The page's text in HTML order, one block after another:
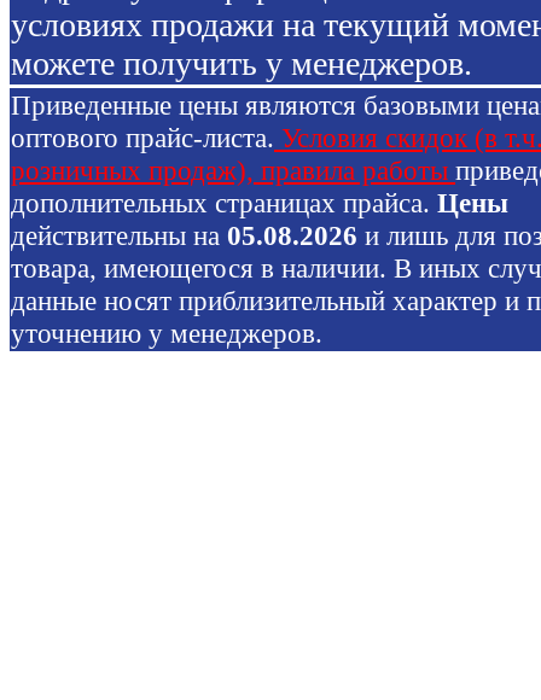
условиях продажи на текущий
можете получить у менеджеров.
Приведенные цены являются базовыми
оптового прайс-листа. Условия скидок (в
розничных продаж), правила работы
дополнительных страницах прайса. Цены
действительны на 05.08.2026 и лишь для
товара, имеющегося в наличии. В иных
данные носят приблизительный характер и
уточнению у менеджеров.